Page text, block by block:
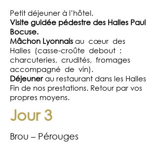
Petit déjeuner à l’hôtel.
Visite guidée pédestre des Halles Paul
Bocuse.
Mâchon Lyonnais au cœur des
Halles (casse-croûte debout :
charcuteries, crudités, fromages
accompagné de vin).
Déjeunerau restaurant dans les Halles
Fin de nos prestations. Retour par vos
propres moyens.
Jour 3
Brou – Pérouges